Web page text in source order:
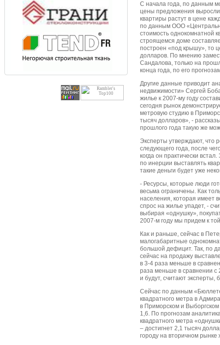
С начала года, по данным
цены предложения
квартиры растут в цене
по данным ООО
стоимость однокомнатной
строящемся доме
построен «под крышу», то
долларов. По мнению
Сандалова, только на
конца года, по его
Другие данные приводит
недвижимости» Сергей
жилье к 2007-му году
сегодня рынок
метровую студию в
тысяч долларов», -
прошлого года такую же
Эксперты утверждают, что
следующего года, после
когда он практически
по инерции выставлять
такие деньги будет уже
- Ресурсы, которые люди
весьма ограничены. Как
населения, которая имеет
спрос на жилье упадет, -
выбирая «однушку»,
2007-м году мы придем к
Как и раньше, сейчас в
малогабаритные
большой дефицит. Так, по
сейчас на продажу
в 3-4 раза меньше в
раза меньше в сравнении
и будут, считают эксперты,
Сейчас по данным
квадратного метра в
в Приморском и
1,6. По прогнозам
квадратного метра
– достигнет 2,1 тысяч
городу на вторичном рынке